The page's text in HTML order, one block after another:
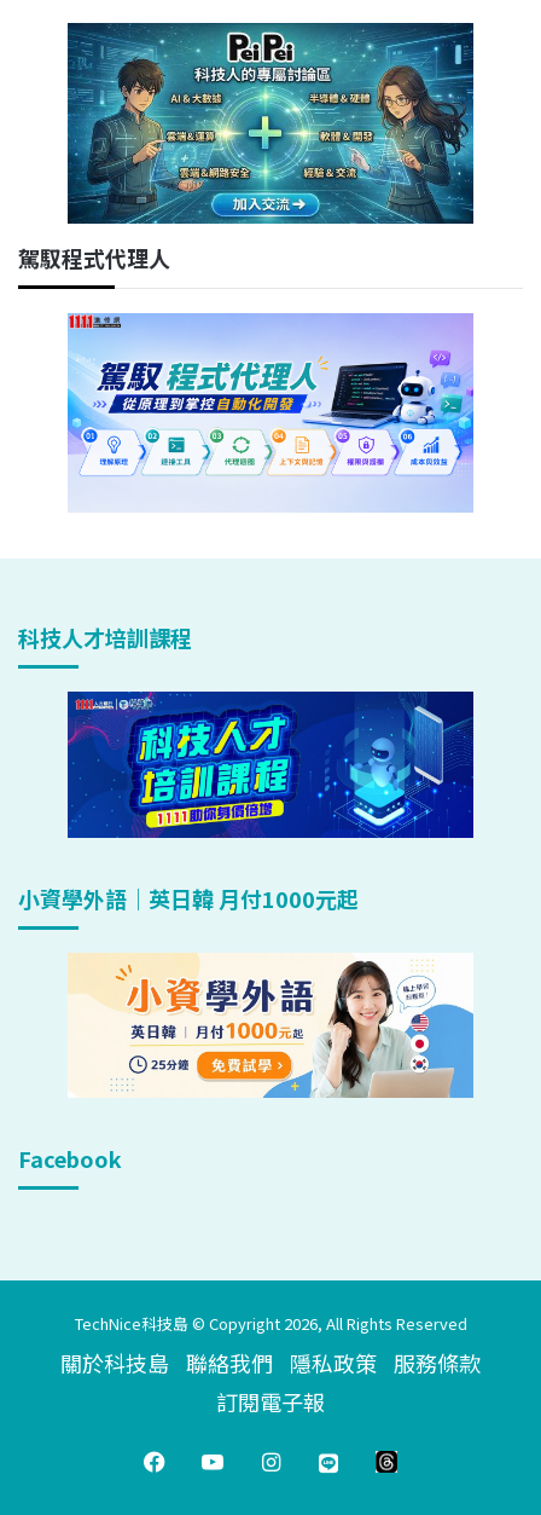
駕馭程式代理人
科技人才培訓課程
小資學外語｜英日韓 月付1000元起
Facebook
TechNice科技島 © Copyright 2026, All Rights Reserved
關於科技島 聯絡我們 隱私政策 服務條款
訂閱電子報